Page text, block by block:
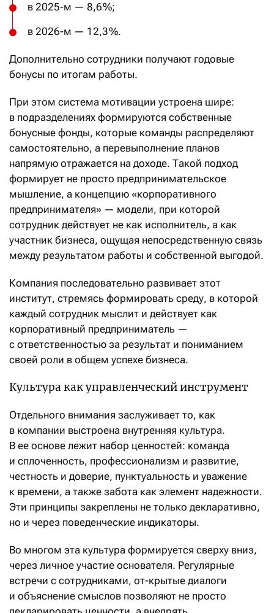
в 2025-м — 8,6 %;
в 2026-м — 12,3 %.
Дополнительно сотрудники получают годовые
бонусы по итогам работы.
При этом система мотивации устроена шире:
в подразделениях формируются собственные
бонусные фонды, которые команды распределяют
самостоятельно, а перевыполнение планов
напрямую отражается на доходе. Такой подход
формирует не просто предпринимательское
мышление, а концепцию «корпоративного
предпринимателя» — модели, при которой
сотрудник действует не как исполнитель, а как
участник бизнеса, ощущая непосредственную связь
между результатом работы и собственной выгодой.
Компания последовательно развивает этот
институт, стремясь формировать среду, в которой
каждый сотрудник мыслит и действует как
корпоративный предприниматель —
с ответственностью за результат и пониманием
своей роли в общем успехе бизнеса.
Культура как управленческий инструмент
Отдельного внимания заслуживает то, как
в компании выстроена внутренняя культура.
В ее основе лежит набор ценностей: команда
и сплоченность, профессионализм и развитие,
честность и доверие, пунктуальность и уважение
к времени, а также забота как элемент надежности.
Эти принципы закреплены не только декларативно,
но и через поведенческие индикаторы.
Во многом эта культура формируется сверху вниз,
через личное участие основателя. Регулярные
встречи с сотрудниками, от-крытые диалоги
и объяснение смыслов позволяют не просто